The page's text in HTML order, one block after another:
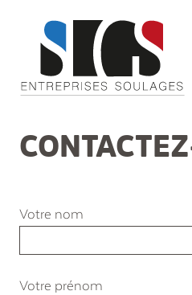
Votre nom
Votre prénom